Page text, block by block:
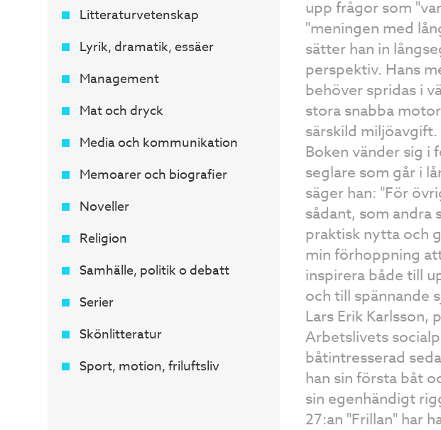
Litteraturvetenskap
Lyrik, dramatik, essäer
Management
Mat och dryck
Media och kommunikation
Memoarer och biografier
Noveller
Religion
Samhälle, politik o debatt
Serier
Skönlitteratur
Sport, motion, friluftsliv
upp frågor som
"meningen med
sätter han in
perspektiv. Hans
behöver spridas i
stora snabba
särskild miljöavgift.
Boken vänder sig i
seglare som går i
säger han: "För
sådant, som andra
praktisk nytta och
min förhoppning
inspirera både till
och till spännande
Lars Erik Karlsson,
Arbetslivets
båtintresserad
han sin första båt
sin egenhändigt
27:an "Frillan" har